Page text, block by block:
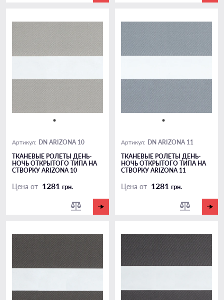
Артикул: DN ARIZONA 10
ТКАНЕВЫЕ РОЛЕТЫ ДЕНЬ-
НОЧЬ ОТКРЫТОГО ТИПА НА
СТВОРКУ ARIZONA 10
Цена от 1281 грн.
Артикул: DN ARIZONA 11
ТКАНЕВЫЕ РОЛЕТЫ ДЕНЬ-
НОЧЬ ОТКРЫТОГО ТИПА НА
СТВОРКУ ARIZONA 11
Цена от 1281 грн.